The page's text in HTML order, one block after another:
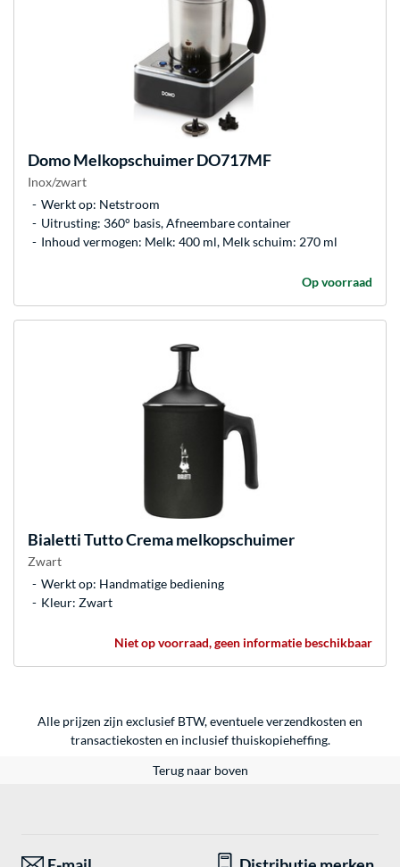
DomoMelkopschuimer DO717MF
Inox/zwart
Werkt op: Netstroom
Uitrusting: 360° basis, Afneembare container
Inhoud vermogen: Melk: 400 ml, Melk schuim: 270 ml
Op voorraad
BialettiTutto Crema melkopschuimer
Zwart
Werkt op: Handmatige bediening
Kleur: Zwart
Niet op voorraad, geen informatie beschikbaar
Alle prijzen zijn exclusief BTW, eventuele verzendkosten en
transactiekosten en inclusief thuiskopieheffing.
Terug naar boven